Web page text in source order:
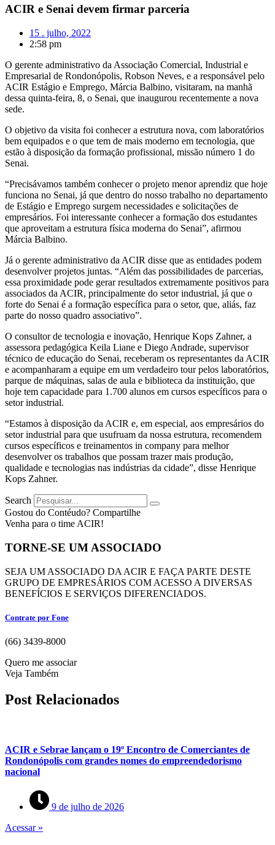
ACIR e Senai devem firmar parceria
15 . julho, 2022
2:58 pm
O gerente administrativo da Associação Comercial, Industrial e
Empresarial de Rondonópolis, Robson Neves, e a responsável pelo
ACIR Estágio e Emprego, Márcia Balbino, visitaram, na manhã
dessa quinta-feira, 8, o Senai, que inaugurou recentemente a nova
sede.
O objetivo da visita foi conhecer a estrutura nova, com laboratórios
bem equipados e o que tem de mais moderno em tecnologia, que
estão à disposição da formação profissional, missão número 1 do
Senai.
“Precisávamos também conhecer o projeto menor aprendiz que hoje
funciona no Senai, já que dentro do nosso trabalho no departamento
de Estágio e Emprego surgem necessidades e solicitações de
empresários. Foi interessante conhecer a formação dos estudantes
que aproveitam a estrutura física moderna do Senai”, afirmou
Márcia Balbino.
Já o gerente administrativo da ACIR disse que as entidades podem
desenvolver projetos juntas. “Além das possibilidades de parcerias,
essa proximidade pode gerar resultados extremamente positivos para
associados da ACIR, principalmente do setor industrial, já que o
forte do Senai é a formação específica para o setor, que, aliás, faz
parte do nosso quadro associativo”.
O consultor de tecnologia e inovação, Henrique Kops Zahner, a
assessora pedagógica Keila Liane e Diego Andrade, supervisor
técnico de educação do Senai, receberam os representantes da ACIR
e acompanharam a equipe em um verdadeiro tour pelos laboratórios,
parque de máquinas, salas de aula e biblioteca da instituição, que
hoje tem capacidade para 1.700 alunos em cursos específicos para o
setor industrial.
“Estamos à disposição da ACIR e, em especial, aos empresários do
setor industrial para que usufruam da nossa estrutura, recomendem
cursos específicos e treinamentos in company para melhor
desenvolver os trabalhos que possam trazer mais produção,
qualidade e tecnologias nas indústrias da cidade”, disse Henrique
Kops Zahner.
Search
Gostou do Contéudo? Compartilhe
Venha para o time ACIR!
TORNE-SE UM ASSOCIADO
SEJA UM ASSOCIADO DA ACIR E FAÇA PARTE DESTE
GRUPO DE EMPRESÁRIOS COM ACESSO A DIVERSAS
BENEFÍCIOS E SERVIÇOS DIFERENCIADOS.
Contrate por Fone
(66) 3439-8000
Quero me associar
Veja Também
Post Relacionados
ACIR e Sebrae lançam o 19º Encontro de Comerciantes de
Rondonópolis com grandes nomes do empreendedorismo
nacional
9 de julho de 2026
Acessar »